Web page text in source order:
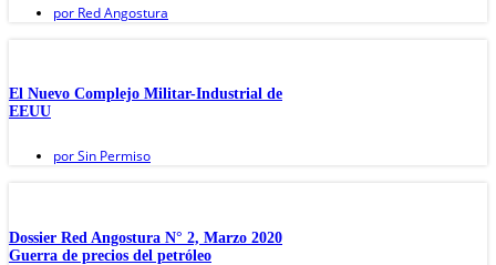
por Red Angostura
El Nuevo Complejo Militar-Industrial de
EEUU
porSin Permiso
Dossier Red Angostura N° 2, Marzo 2020
Guerra de precios del petróleo